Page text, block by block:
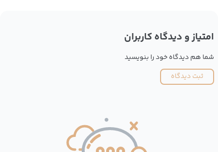
امتیاز و دیدگاه کاربران
شما هم دیدگاه خود را بنویسید
ثبت دیدگاه